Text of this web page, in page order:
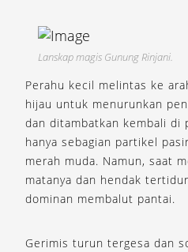
Lanskap magis Gunung Rinjani.
Perahu kecil melintas ke
hijau untuk menurunkan
dan ditambatkan kembali di
hanya sebagian partikel
merah muda. Namun, saat
matanya dan hendak
dominan membalut pantai.
Gerimis turun tergesa dan